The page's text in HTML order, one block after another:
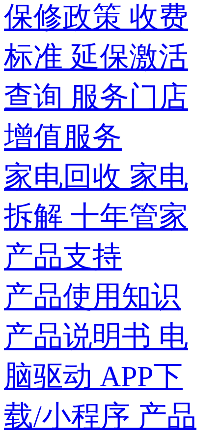
保修政策 收费
标准 延保激活
查询 服务门店
增值服务
家电回收 家电
拆解 十年管家
产品支持
产品使用知识
产品说明书 电
脑驱动 APP下
载/小程序 产品